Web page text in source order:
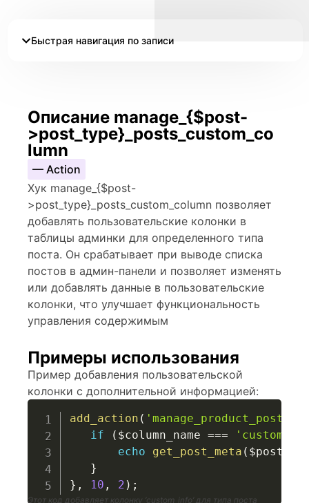
Быстрая навигация по записи
Описание manage_{$post-
>post_type}_posts_custom_co
lumn
— Action
Хук manage_{$post-
>post_type}_posts_custom_column позволяет
добавлять пользовательские колонки в
таблицы админки для определенного типа
поста. Он срабатывает при выводе списка
постов в админ-панели и позволяет изменять
или добавлять данные в пользовательские
колонки, что улучшает функциональность
управления содержимым
Примеры использования
Пример добавления пользовательской
колонки с дополнительной информацией:
add_action (
if
( $column_name ===
echo
get_post_meta ( $post_id
}
} , 10 , 2 ) ;
Этот код добавляет колонку ‘custom_info’ для типа поста